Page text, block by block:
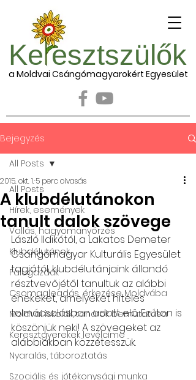
Ke esztszülők
a Moldvai Csángómagyarokért Egyesület
Bejegyzés
All Posts
Hírek, események
Vallás, hagyományőrzés
Klubdélutánok
Falugazdák
Csomagleadás, érkezése Moldvába
Moldvai iskolák, tanárok bemutatása
Keresztgyerekek levélcíme
Nyaralás, táboroztatás
Szociális és jótékonysági munka
All Posts
A klubdélutánokon
tanult dalok szövege
2015. okt. 1.5 perc olvasás
László Ildikótól, a Lakatos Demeter
Csángómagyar Kulturális Egyesület
tagjától, klubdélutánjaink állandó
résztvevőjétől tanultuk az alábbi
énekeket, amelyeket hiteles
tolmácsolásban adott elő. Ezúton is
köszönjük neki! A szövegeket az
alábbiakban közzétesszük.